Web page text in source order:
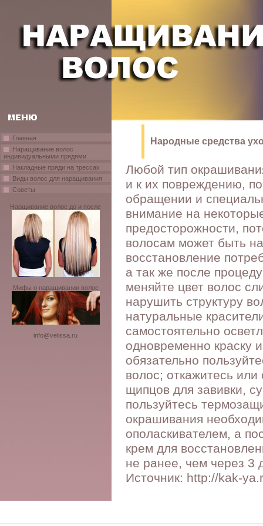
Главная
Наращивание волос
индивидуальными прядями
Накладные пряди на трессах
Виды волос для наращивания
Советы
Нарщивание волос до и после
Мифы о наращивании волос
info@velissa.ru
Народные средства
Любой тип
и к их повреждению,
обращении и
внимание на
предосторожности,
волосам может быть
восстановление
а так же после
меняйте цвет волос
нарушить структуру
натуральные
самостоятельно
одновременно краску
обязательно
волос; откажитесь
щипцов для завивки,
пользуйтесь
окрашивания
ополаскивателем, а
крем для
не ранее, чем через 3
Источник: http://kak-